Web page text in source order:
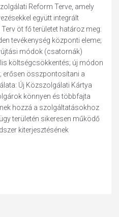
Reform Terve, amely
együtt integrált
öt fő területet határoz meg:
tevékenység központi eleme;
módok (csatornák)
költségcsökkentés; új módon
erősen összpontosítani a
Új Közszolgálati Kártya
könnyen és többfajta
hozzá a szolgáltatásokhoz
területén sikeresen működő
kiterjesztésének